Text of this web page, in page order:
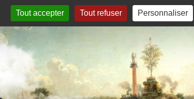
Tout accepter Tout refuser Personnaliser